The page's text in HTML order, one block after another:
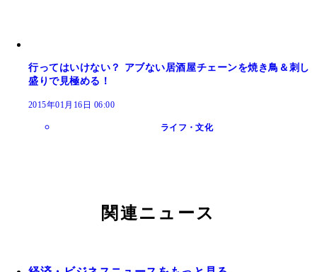
行ってはいけない？ アブない居酒屋チェーンを焼き鳥＆刺し
盛りで見極める！
2015年01月16日 06:00
ライフ・文化
関連ニュース